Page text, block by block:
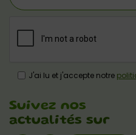
J'ai lu et j'accepte notre
Suivez nos
actualités sur